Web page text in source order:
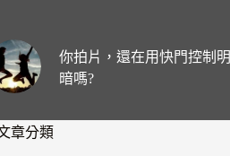
你拍片，還在用快門控制明
暗嗎?
章分類